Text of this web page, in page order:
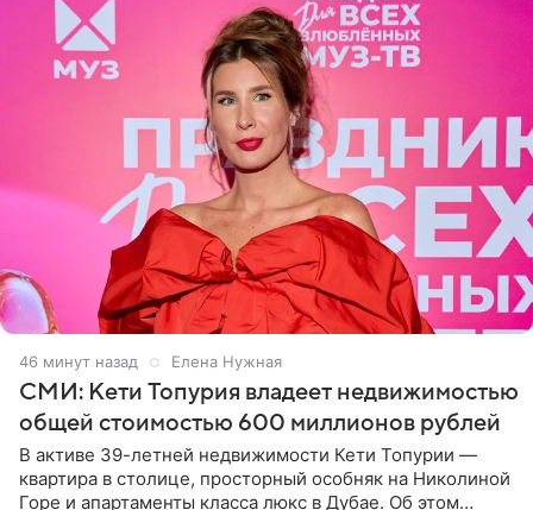
46 минут назад Елена Нужная
СМИ: Кети Топурия владеет недвижимостью
общей стоимостью 600 миллионов рублей
В активе 39-летней недвижимости Кети Топурии —
квартира в столице, просторный особняк на Николиной
Горе и апартаменты класса люкс в Дубае. Об этом